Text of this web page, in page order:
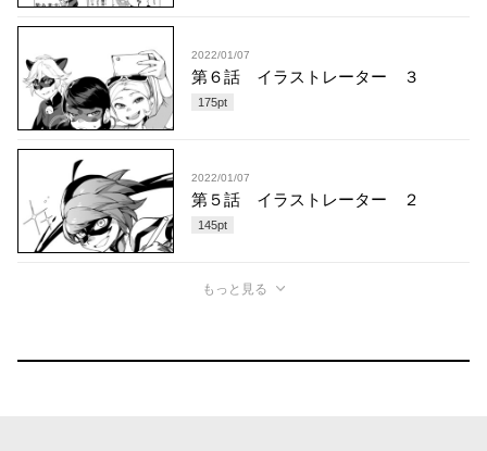
2022/01/07
第６話 イラストレーター ３
175pt
2022/01/07
第５話 イラストレーター ２
145pt
もっと見る